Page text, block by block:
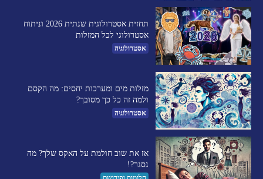
תחזית אסטרולוגית שנתית 2026 וניתוח
אסטרולוגי לכל המזלות
אסטרולוגיה
מזלות מים ומערכות יחסים: מה הקסם
ולמה זה כל כך מסובך?
אסטרולוגיה
אז את שוב חולמת על האקס שלך? מה
נסגר?!